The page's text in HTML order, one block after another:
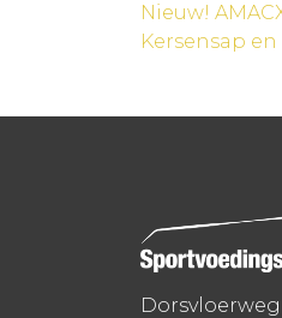
Bericht
navigatie
Nieuw!
Kersensap
Dorsvloerweg